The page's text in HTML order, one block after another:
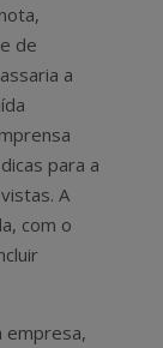
de
a
para a
A
com o
empresa,